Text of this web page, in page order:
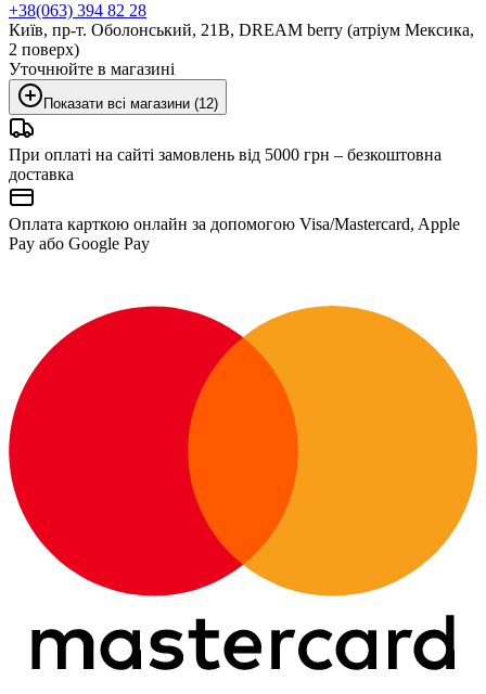
+38(063) 394 82 28
Київ, пр-т. Оболонський, 21В, DREAM berry (атріум Мексика,
2 поверх)
Уточнюйте в магазині
Показати всі магазини (12)
При оплаті на сайті замовлень від 5000 грн – безкоштовна
доставка
Оплата карткою онлайн за допомогою Visa/Mastercard, Apple
Pay або Google Pay